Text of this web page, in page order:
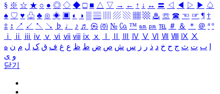
§ ※ ☆ ★ ○ ● ◎ ◇ ◆ □ ■ △ ▽ → ← ↑ ↓ ↔ 〓 ◁ ◀ ▷ ▶ ♤
♠ ♡ ♥ ♧ ♣ ⊙ ◈ ▣ ◐ ◑ ▒ ▤ ▨ ▧ ▦ ▩ ♨ ☏ ☎ ☜ ☞ ¶ †
‡ ↕ ↗ ↙ ↖ ↘ ♭ ♩ ♪ ♬ ㉿ ㈜ № ㏇ ™ ㏂ ㏘ ℡ ＃ ＆ ＊ ＠ ª º
ⅰ
ⅱ ⅲ ⅳ ⅴ ⅵ ⅶ ⅷ ⅸ ⅹ Ⅳ Ⅴ Ⅵ Ⅶ Ⅷ Ⅸ Ⅹ
ب ت ث ج ح خ د ذ ر ز س ش ص ض ط ظ ع غ ف ق ک ل م ن ه
و ی
닫기